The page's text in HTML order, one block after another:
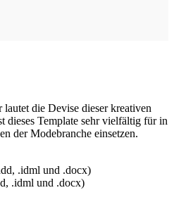
die Devise dieser kreativen
dieses Template sehr vielfältig für in
der Modebranche einsetzen.
.idml und .docx)
.idml und .docx)